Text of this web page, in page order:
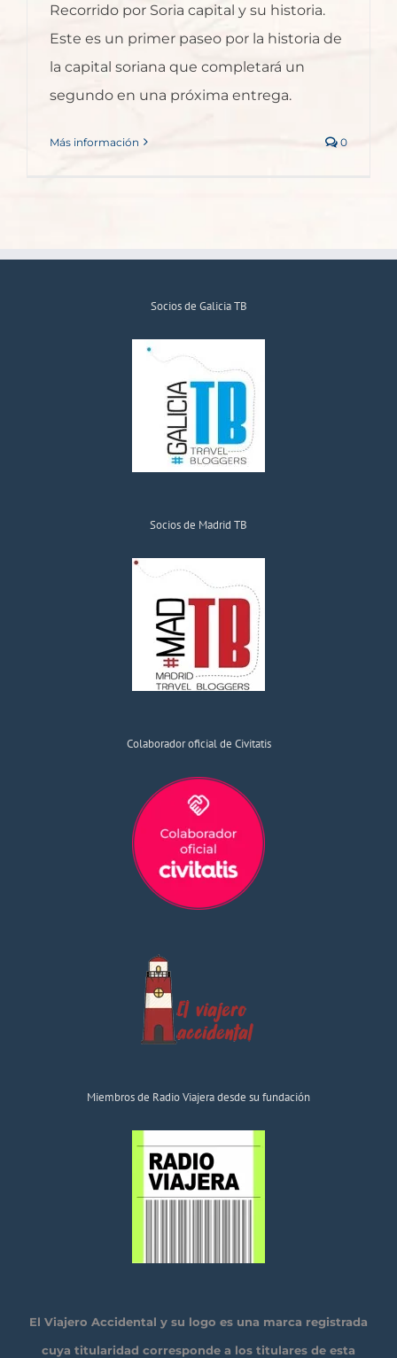
Recorrido por Soria capital y su historia.
Este es un primer paseo por la historia de
la capital soriana que completará un
segundo en una próxima entrega.
Más información 0
Socios de Galicia TB
Socios de Madrid TB
Colaborador oficial de Civitatis
Miembros de Radio Viajera desde su fundación
El Viajero Accidental y su logo es una marca registrada
cuya titularidad corresponde a los titulares de esta